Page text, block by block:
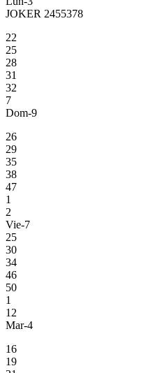
JOKER 2455378
22
25
28
31
32
7
Dom-9
26
29
35
38
47
1
2
Vie-7
25
30
34
46
50
1
12
Mar-4
16
19